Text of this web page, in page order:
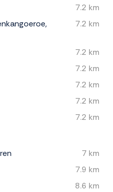
7.2 km
7.2 km
7.2 km
7.2 km
7.2 km
7.2 km
7.2 km
7 km
7.9 km
8.6 km